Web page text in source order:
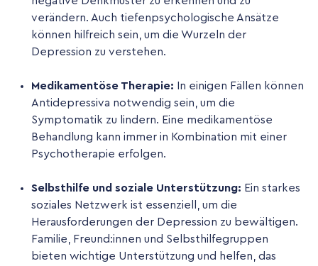
verändern. Auch tiefenpsychologische Ansätze
können hilfreich sein, um die Wurzeln der
Depression zu verstehen.
Medikamentöse Therapie: In einigen Fällen können
Antidepressiva notwendig sein, um die
Symptomatik zu lindern. Eine medikamentöse
Behandlung kann immer in Kombination mit einer
Psychotherapie erfolgen.
Selbsthilfe und soziale Unterstützung: Ein starkes
soziales Netzwerk ist essenziell, um die
Herausforderungen der Depression zu bewältigen.
Familie, Freund:innen und Selbsthilfegruppen
bieten wichtige Unterstützung und helfen, das